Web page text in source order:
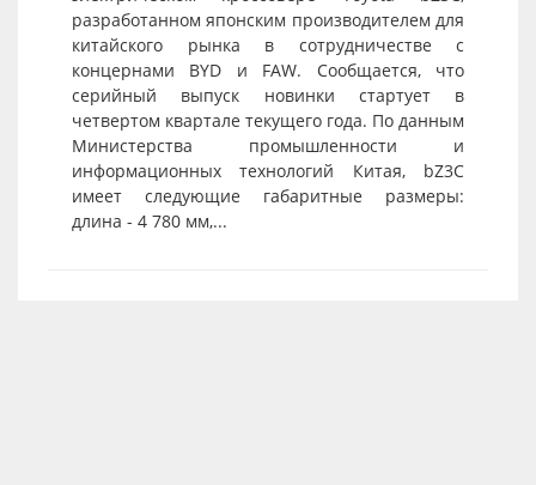
разработанном японским производителем для
китайского рынка в сотрудничестве с
концернами BYD и FAW. Сообщается, что
серийный выпуск новинки стартует в
четвертом квартале текущего года. По данным
Министерства промышленности и
информационных технологий Китая, bZ3C
имеет следующие габаритные размеры:
длина - 4 780 мм,...